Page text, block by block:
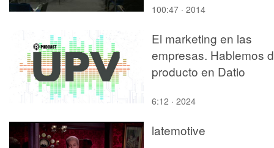
100:47 · 2014
El marketing en las
empresas. Hablemos
producto en Datio
6:12 · 2024
latemotive